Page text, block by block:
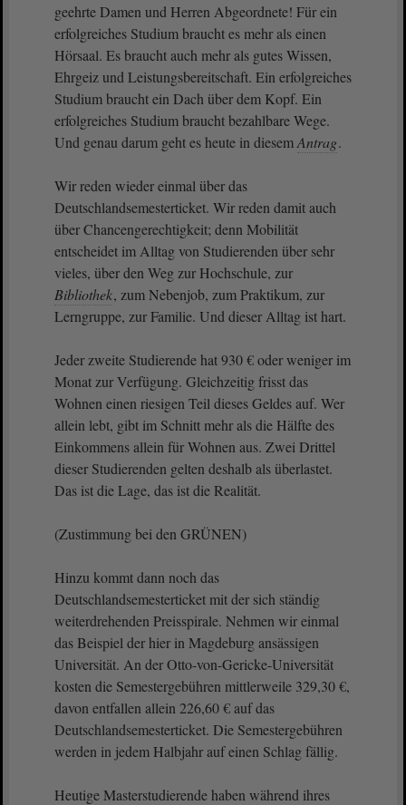
geehrte Damen und Herren Abgeordnete! Für ein
erfolgreiches Studium braucht es mehr als einen
Hörsaal. Es braucht auch mehr als gutes Wissen,
Ehrgeiz und Leistungsbereitschaft. Ein erfolgreiches
Studium braucht ein Dach über dem Kopf. Ein
erfolgreiches Studium braucht bezahlbare Wege.
Und genau darum geht es heute in diesemAntrag.
Wir reden wieder einmal über das
Deutschlandsemesterticket. Wir reden damit auch
über Chancengerechtigkeit; denn Mobilität
entscheidet im Alltag von Studierenden über sehr
vieles, über den Weg zur Hochschule, zur
Bibliothek, zum Nebenjob, zum Praktikum, zur
Lerngruppe, zur Familie. Und dieser Alltag ist hart.
Jeder zweite Studierende hat 930 € oder weniger im
Monat zur Verfügung. Gleichzeitig frisst das
Wohnen einen riesigen Teil dieses Geldes auf. Wer
allein lebt, gibt im Schnitt mehr als die Hälfte des
Einkommens allein für Wohnen aus. Zwei Drittel
dieser Studierenden gelten deshalb als überlastet.
Das ist die Lage, das ist die Realität.
(Zustimmung bei den GRÜNEN)
Hinzu kommt dann noch das
Deutschlandsemesterticket mit der sich ständig
weiterdrehenden Preisspirale. Nehmen wir einmal
das Beispiel der hier in Magdeburg ansässigen
Universität. An der Otto-von-Gericke-Universität
kosten die Semestergebühren mittlerweile 329,30 €,
davon entfallen allein 226,60 € auf das
Deutschlandsemesterticket. Die Semestergebühren
werden in jedem Halbjahr auf einen Schlag fällig.
Heutige Masterstudierende haben während ihres